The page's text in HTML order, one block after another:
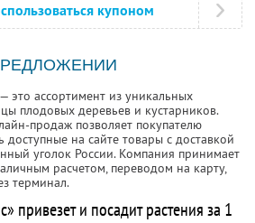
купоном
это ассортимент из уникальных
плодовых деревьев и кустарников.
продаж позволяет покупателю
доступные на сайте товары с доставкой
уголок России. Компания принимает
расчетом, переводом на карту,
терминал.
привезет и посадит растения за 1